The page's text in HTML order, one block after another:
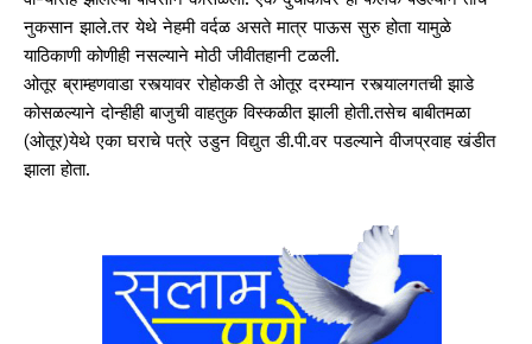
नुकसान झाले.तर येथे नेहमी वर्दळ असते मात्र पाऊस सुरु होता यामुळे
याठिकाणी कोणीही नसल्याने मोठी जीवीतहानी टळली.
ओतूर ब्राम्हणवाडा रस्त्यावर रोहोकडी ते ओतूर दरम्यान रस्त्यालगतची झाडे
कोसळल्याने दोन्हीही बाजुची वाहतुक विस्कळीत झाली होती.तसेच बाबीतमळा
(ओतूर)येथे एका घराचे पत्रे उडुन विद्युत डी.पी.वर पडल्याने वीजप्रवाह खंडीत
झाला होता.